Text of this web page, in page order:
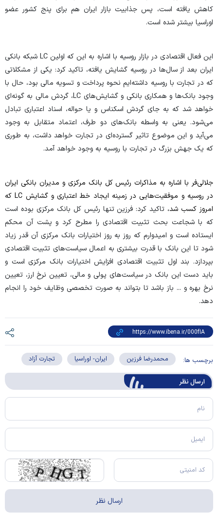
کاهش یافته است، پس جذابیت بازار ایران هم برای پنج کشور عضو
اوراسیا بیشتر شده است.
این فعال اقتصادی در بازار روسیه با اشاره به این که اولین LC شبکه بانکی
ایران بعد از سال‌ها در روسیه گشایش یافته، تاکید کرد: یکی از مشکلاتی
که در تجارت با روسیه داشته‌ایم نحوه پرداخت و تسویه مالی بود، حال با
وجود بانک‌ها و همکاری بانکی و گشایش‌های LC، گردش مالی به گونه‌ای
خواهد شد که به جای گردش اسکناس و یا حواله، اسناد اعتباری تبادل
می‌شود. یعنی به واسطه بانک‌های دو طرف، اعتماد متقابل به وجود
می‌آید و این موضوع تاثیر گسترده‌ای در تجارت خواهد داشت، به طوری
که یک جهش بزرگ در تجارت با روسیه به وجود خواهد آمد.
جلالی‌فر با اشاره به مذاکرات رئیس کل بانک مرکزی و مدیران بانکی ایران
در روسیه و موفقیت‌هایی در زمینه ایجاد خط اعتباری و گشایش LC که
امروز کسب شد، تاکید کرد: فرزین تنها رئیس کل بانک مرکزی بوده است
که با شجاعت بحث تثبیت اقتصادی را مطرح کرد و پشت آن محکم
ایستاده است و امیدوارم که روز به روز اختیارات بانک مرکزی آن قدر زیاد
شود تا این بانک با قدرت بیشتری به اعمال سیاست‌های تثبیت اقتصادی
بپردازد. بند اول تثبیت اقتصادی افزایش اختیارات بانک مرکزی است و
باید دست این بانک در سیاست‌های پولی و مالی، تعیین نرخ ارز، تعیین
نرخ بهره و ... باز باشد تا بتواند به صورت تخصصی وظایف خود را انجام
دهد.
برچسب ها: محمدرضا فرزین ایران- اوراسیا تجارت آزاد
ارسال‌ نظر